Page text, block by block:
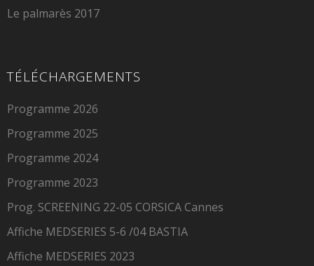
Le palmarès 2017
TÉLÉCHARGEMENTS
Programme 2026
Programme 2025
Programme 2024
Programme 2023
Prog. SCREENING 22-05 CORSICA Cannes
Affiche MEDSERIES 5-6 /04 BASTIA
Affiche MEDSERIES 2023